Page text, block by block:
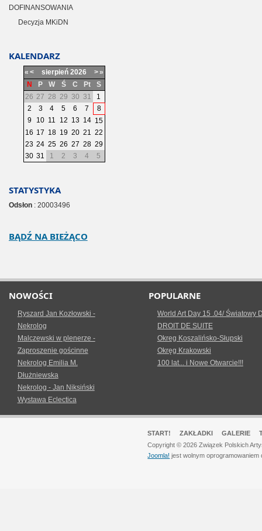
DOFINANSOWANIA
Decyzja MKiDN
KALENDARZ
« < sierpień 2026 >»
N
P W Ś C Pt
S
26 27 28 29 30 31
1
2
3 4 5 6 7
8
9
10 11 12 13 14 15
16 17 18 19 20 21 22
23 24 25 26 27 28 29
30 31 1 2 3 4 5
STATYSTYKA
Odsłon: 20003496
BĄDŹ NA BIEŻĄCO
NOWOŚCI
Ryszard Jan Kozłowski -
Nekrolog
Malczewski w plenerze -
Zaproszenie gościnne
Nekrolog Emilia M.
Dłużniewska
Nekrolog - Jan Niksiński
Wystawa Eclectica
POPULARNE
World Art Day 15 .04/ Światowy
DROIT DE SUITE
Okreg Koszalińsko-Słupski
Okręg Krakowski
100 lat... i Nowe Otwarcie!!!
START! ZAKŁADKI GALERIE
Copyright © 2026 Związek Polskich
Joomla! jest wolnym